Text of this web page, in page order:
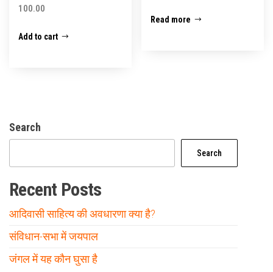
100.00
Add to cart
Read more
Search
Search
Recent Posts
आदिवासी साहित्य की अवधारणा क्या है?
संविधान-सभा में जयपाल
जंगल में यह कौन घुसा है